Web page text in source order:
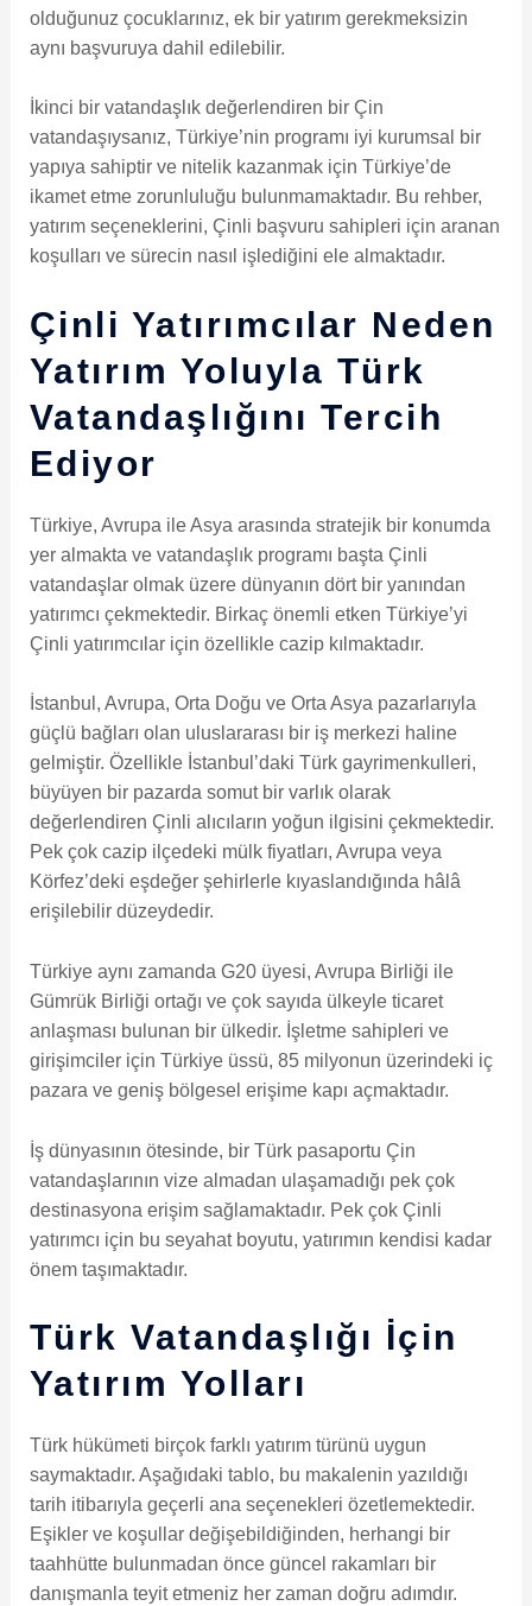
olduğunuz çocuklarınız, ek bir yatırım gerekmeksizin
aynı başvuruya dahil edilebilir.
İkinci bir vatandaşlık değerlendiren bir Çin
vatandaşıysanız, Türkiye’nin programı iyi kurumsal bir
yapıya sahiptir ve nitelik kazanmak için Türkiye’de
ikamet etme zorunluluğu bulunmamaktadır. Bu rehber,
yatırım seçeneklerini, Çinli başvuru sahipleri için aranan
koşulları ve sürecin nasıl işlediğini ele almaktadır.
Çinli Yatırımcılar Neden
Yatırım Yoluyla Türk
Vatandaşlığını Tercih
Ediyor
Türkiye, Avrupa ile Asya arasında stratejik bir konumda
yer almakta ve vatandaşlık programı başta Çinli
vatandaşlar olmak üzere dünyanın dört bir yanından
yatırımcı çekmektedir. Birkaç önemli etken Türkiye’yi
Çinli yatırımcılar için özellikle cazip kılmaktadır.
İstanbul, Avrupa, Orta Doğu ve Orta Asya pazarlarıyla
güçlü bağları olan uluslararası bir iş merkezi haline
gelmiştir. Özellikle İstanbul’daki Türk gayrimenkulleri,
büyüyen bir pazarda somut bir varlık olarak
değerlendiren Çinli alıcıların yoğun ilgisini çekmektedir.
Pek çok cazip ilçedeki mülk fiyatları, Avrupa veya
Körfez’deki eşdeğer şehirlerle kıyaslandığında hâlâ
erişilebilir düzeydedir.
Türkiye aynı zamanda G20 üyesi, Avrupa Birliği ile
Gümrük Birliği ortağı ve çok sayıda ülkeyle ticaret
anlaşması bulunan bir ülkedir. İşletme sahipleri ve
girişimciler için Türkiye üssü, 85 milyonun üzerindeki iç
pazara ve geniş bölgesel erişime kapı açmaktadır.
İş dünyasının ötesinde, bir Türk pasaportu Çin
vatandaşlarının vize almadan ulaşamadığı pek çok
destinasyona erişim sağlamaktadır. Pek çok Çinli
yatırımcı için bu seyahat boyutu, yatırımın kendisi kadar
önem taşımaktadır.
Türk Vatandaşlığı İçin
Yatırım Yolları
Türk hükümeti birçok farklı yatırım türünü uygun
saymaktadır. Aşağıdaki tablo, bu makalenin yazıldığı
tarih itibarıyla geçerli ana seçenekleri özetlemektedir.
Eşikler ve koşullar değişebildiğinden, herhangi bir
taahhütte bulunmadan önce güncel rakamları bir
danışmanla teyit etmeniz her zaman doğru adımdır.